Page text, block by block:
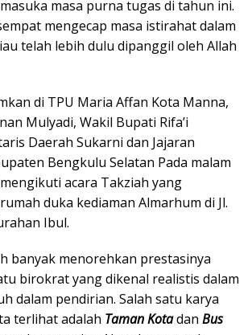
masa purna tugas di tahun ini.
mengecap masa istirahat dalam
telah lebih dulu dipanggil oleh Allah
di TPU Maria Affan Kota Manna,
Mulyadi, Wakil Bupati Rifa’i
Daerah Sukarni dan Jajaran
Bengkulu Selatan Pada malam
acara Takziah yang
duka kediaman Almarhum di Jl.
Ibul.
banyak menorehkan prestasinya
birokrat yang dikenal realistis dalam
dalam pendirian. Salah satu karya
terlihat adalah Taman Kotadan Bus